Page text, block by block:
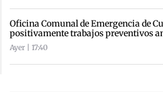
Oficina Comunal de Emergencia de
positivamente trabajos preventivos
Ayer | 17:40